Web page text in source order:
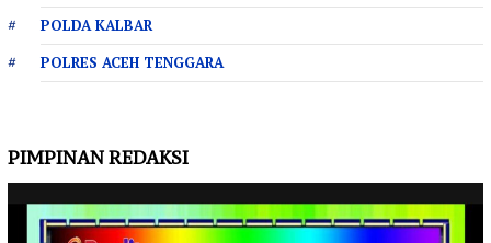
POLDA KALBAR
POLRES ACEH TENGGARA
PIMPINAN REDAKSI